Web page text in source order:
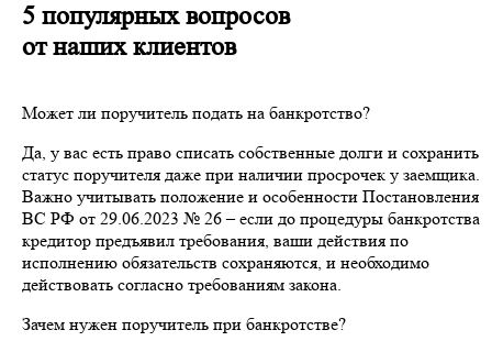
5 популярных вопросов
от наших клиентов
Может ли поручитель подать на банкротство?
Да, у вас есть право списать собственные долги и сохранить
статус поручителя даже при наличии просрочек у заемщика.
Важно учитывать положение и особенности Постановления
ВС РФ от 29.06.2023 № 26 – если до процедуры банкротства
кредитор предъявил требования, ваши действия по
исполнению обязательств сохраняются, и необходимо
действовать согласно требованиям закона.
Зачем нужен поручитель при банкротстве?